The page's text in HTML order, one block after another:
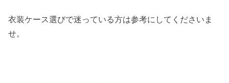
衣装ケース選びで迷っている方は参考にしてくださいま
せ。